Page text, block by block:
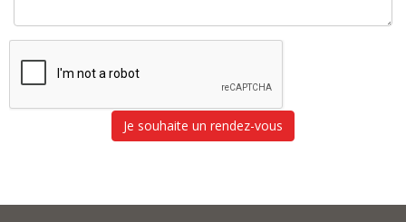
Je souhaite un rendez-vous